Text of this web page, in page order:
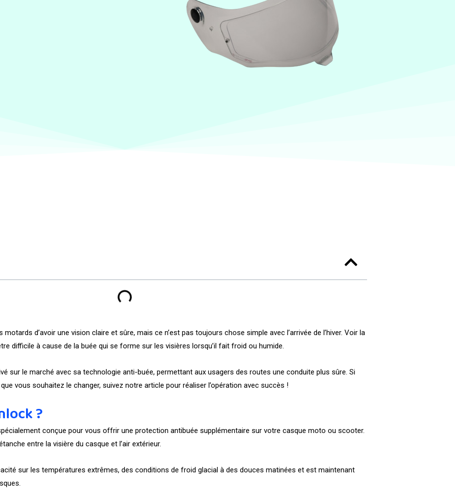
d’avoir une vision claire et sûre, mais ce n’est pas toujours chose simple avec l’arrivée de l’hiver. Voir la
difficile à cause de la buée qui se forme sur les visières lorsqu’il fait froid ou humide.
sur le marché avec sa technologie anti-buée, permettant aux usagers des routes une conduite plus sûre. Si
vous souhaitez le changer, suivez notre article pour réaliser l’opération avec succès !
?
conçue pour vous offrir une protection antibuée supplémentaire sur votre casque moto ou scooter.
entre la visière du casque et l’air extérieur.
sur les températures extrêmes, des conditions de froid glacial à des douces matinées et est maintenant